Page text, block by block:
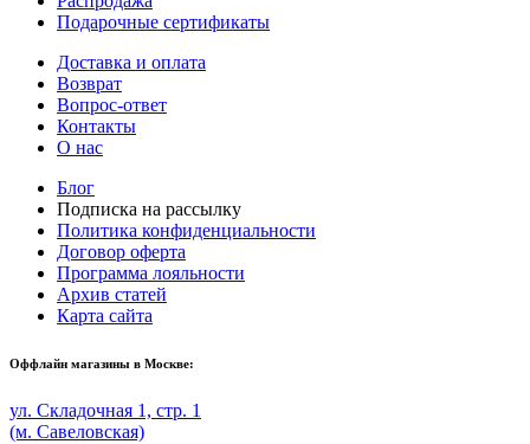
Подарочные сертификаты
Доставка и оплата
Возврат
Вопрос-ответ
Контакты
О нас
Блог
Подписка на рассылку
Политика конфиденциальности
Договор оферта
Программа лояльности
Архив статей
Карта сайта
Оффлайн магазины в Москве:
ул. Складочная 1, стр. 1
(м. Савеловская)